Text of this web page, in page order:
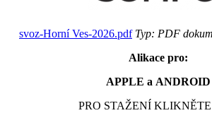
svoz-Horní Ves-2026.pdfTyp: PDF
Alikace pro:
APPLE a ANDROID
PRO STAŽENÍ KLIKNĚTE